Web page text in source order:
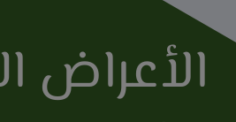
الأعراض